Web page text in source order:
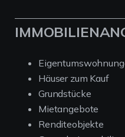
Häuser zum Kauf
Grundstücke
Mietangebote
Renditeobjekte